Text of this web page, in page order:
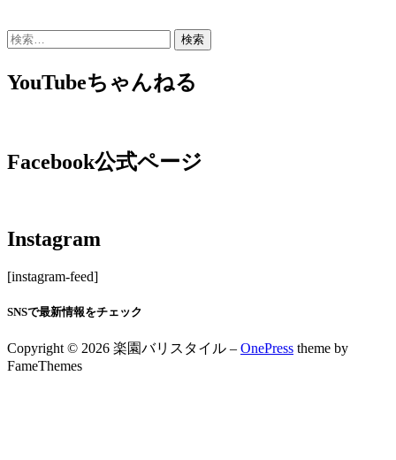
検
YouTubeちゃんねる
Facebook公式ページ
Instagram
[instagram-feed]
SNSで最新情報をチェック
Copyright © 2026 楽園バリスタイル – OnePress theme by
FameThemes